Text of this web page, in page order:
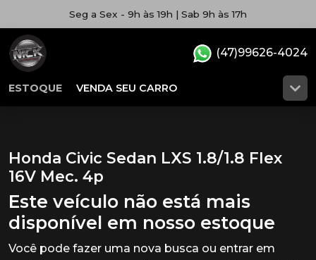
Seg a Sex - 9h às 19h | Sab 9h às 17h
ESTOQUE VENDA SEU CARRO
(47)99626-4024
Honda Civic Sedan LXS 1.8/1.8 Flex
16V Mec. 4p
Este veículo não está mais
disponível em nosso estoque
Você pode fazer uma nova busca ou entrar em